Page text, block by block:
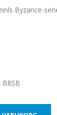
Byzance-
B8SB